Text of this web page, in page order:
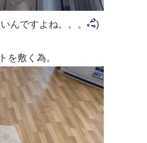
んですよね。。。
)
を敷く為。